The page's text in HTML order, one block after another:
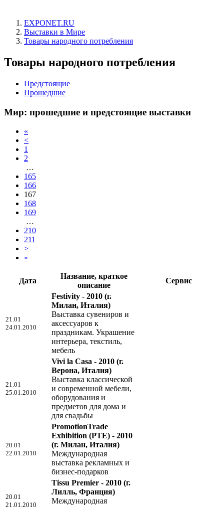
EXPONET.RU
Выставки в Мире
Товары народного потребления
Товары народного потребления
Предстоящие
Прошедшие
Мир: прошедшие и предстоящие выставки
«
<
1
2
…
165
166
167
168
169
…
210
211
>
»
Дата
Название, краткое
описание
Сервис
21.01
24.01.2010
Festivity - 2010 (г.
Милан, Италия)
Выставка сувениров и
аксессуаров к
праздникам. Украшение
интерьера, текстиль,
мебель
21.01
25.01.2010
Vivi la Casa - 2010 (г.
Верона, Италия)
Выставка классической
и современной мебели,
оборудования и
предметов для дома и
для свадьбы
20.01
22.01.2010
PromotionTrade
Exhibition (PTE) - 2010
(г. Милан, Италия)
Международная
выставка рекламных и
бизнес-подарков
20.01
21.01.2010
Tissu Premier - 2010 (г.
Лилль, Франция)
Международная